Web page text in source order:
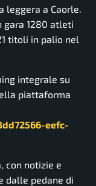
a Caorle.
gara 1280 atleti
titoli in palio nel
integrale su
piattaforma
eefc-
con notizie e
dalle pedane di